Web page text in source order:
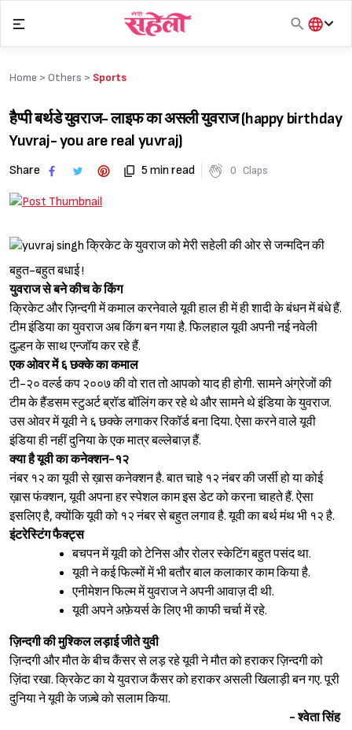
content
हिंदी
Home > Others > Sports
हैप्पी बर्थडे युवराज- लाइफ का असली युवराज (happy birthday
Yuvraj- you are real yuvraj)
Share 5 min read 0 Claps
क्रिकेट के युवराज को मेरी सहेली की ओर से जन्मदिन की
बहुत-बहुत बधाई !
युवराज से बने कीच के किंग
क्रिकेट और ज़िन्दगी में कमाल करनेवाले यूवी हाल ही में ही शादी के बंधन में बंधे हैं.
टीम इंडिया का युवराज अब किंग बन गया है. फिलहाल यूवी अपनी नई नवेली
दुल्हन के साथ एन्जॉय कर रहे हैं.
एक ओवर में ६ छक्के का कमाल
टी-२० वर्ल्ड कप २००७ की वो रात तो आपको याद ही होगी. सामने अंग्रेजों की
टीम के हैंडसम स्टुअर्ट ब्रॉड बॉलिंग कर रहे थे और सामने थे इंडिया के युवराज.
उस ओवर में यूवी ने ६ छक्के लगाकर रिकॉर्ड बना दिया. ऐसा करने वाले यूवी
इंडिया ही नहीं दुनिया के एक मात्र बल्लेबाज़ हैं.
क्या है यूवी का कनेक्शन-१२
नंबर १२ का यूवी से ख़ास कनेक्शन है. बात चाहे १२ नंबर की जर्सी हो या कोई
ख़ास फंक्शन, यूवी अपना हर स्पेशल काम इस डेट को करना चाहते हैं. ऐसा
इसलिए है, क्योंकि यूवी को १२ नंबर से बहुत लगाव है. यूवी का बर्थ मंथ भी १२ है.
इंटरेस्टिंग फैक्ट्स
बचपन में यूवी को टेनिस और रोलर स्केटिंग बहुत पसंद था.
यूवी ने कई फिल्मों में भी बतौर बाल कलाकार काम किया है.
एनीमेशन फिल्म में युवराज ने अपनी आवाज़ दी थी.
यूवी अपने अफ़ेयर्स के लिए भी काफी चर्चा में रहे.
ज़िन्दगी की मुश्किल लड़ाई जीते युवी
ज़िन्दगी और मौत के बीच कैंसर से लड़ रहे यूवी ने मौत को हराकर ज़िन्दगी को
ज़िंदा रखा. क्रिकेट का ये युवराज कैंसर को हराकर असली खिलाड़ी बन गए. पूरी
दुनिया ने यूवी के जज़्बे को सलाम किया.
- श्वेता सिंह